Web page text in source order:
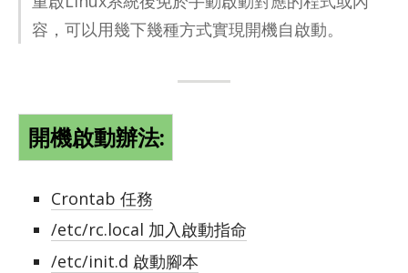
容，可以用幾下幾種方式實現開機自啟動。
開機啟動辦法:
Crontab 任務
/etc/rc.local 加入啟動指命
/etc/init.d 啟動腳本